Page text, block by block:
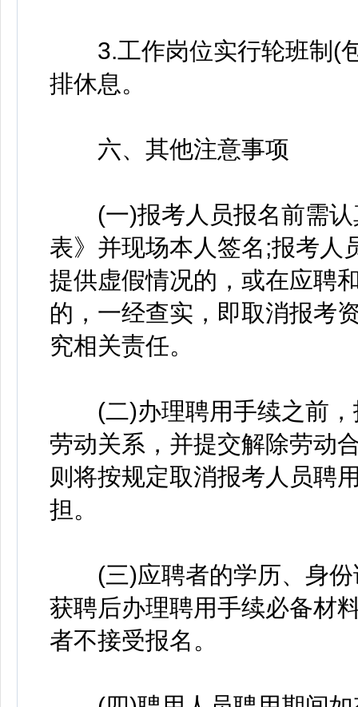
3.工作岗位实行轮班制(包
排休息。
六、其他注意事项
(一)报考人员报名前需认
表》并现场本人签名;报考人
提供虚假情况的，或在应聘
的，一经查实，即取消报考
究相关责任。
(二)办理聘用手续之前，
劳动关系，并提交解除劳动
则将按规定取消报考人员聘
担。
(三)应聘者的学历、身份
获聘后办理聘用手续必备材
者不接受报名。